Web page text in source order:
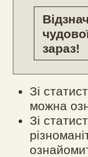
зараз!
Зі
можна
Зі